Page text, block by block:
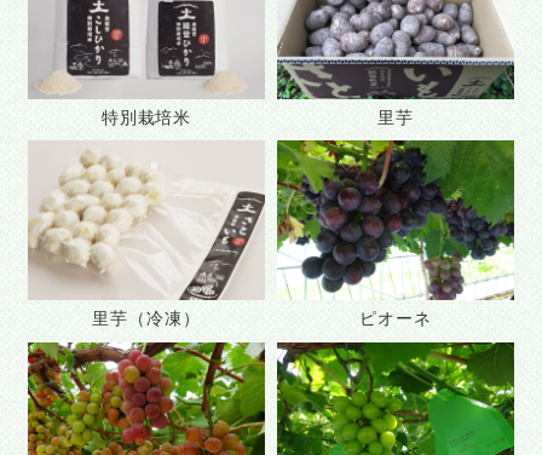
特別栽培米 里芋
里芋（冷凍） ピオーネ